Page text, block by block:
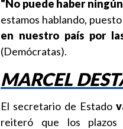
"No puede haber
estamos hablando,
en nuestro país por
(Demócratas).
MARCEL
El secretario de Estado
reiteró que los